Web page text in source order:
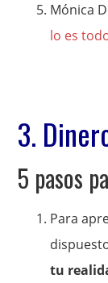
Mónica
lo es
3.
5 pasos
Para
tu